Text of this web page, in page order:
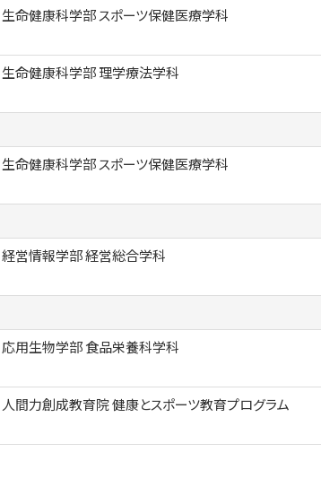
生命健康科学部 スポーツ保健医療学科
生命健康科学部 理学療法学科
生命健康科学部 スポーツ保健医療学科
経営情報学部 経営総合学科
応用生物学部 食品栄養科学科
人間力創成教育院 健康とスポーツ教育プログラム